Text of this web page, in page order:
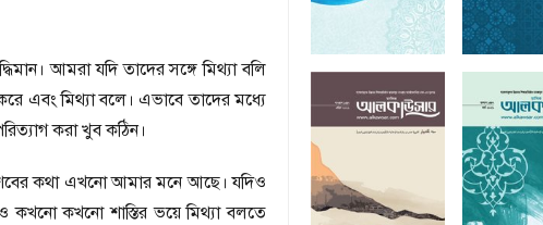
আমরা যদি তাদের সঙ্গে মিথ্যা বলি
এবং মিথ্যা বলে। এভাবে তাদের মধ্যে
করা খুব কঠিন।
কথা এখনো আমার মনে আছে। যদিও
কখনো কখনো শাস্তির ভয়ে মিথ্যা বলতে